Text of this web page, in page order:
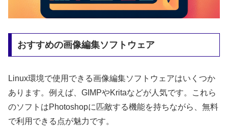
おすすめの画像編集ソフトウェア
Linux環境で使用できる画像編集ソフトウェアはいくつか
あります。例えば、GIMPやKritaなどが人気です。これら
のソフトはPhotoshopに匹敵する機能を持ちながら、無料
で利用できる点が魅力です。